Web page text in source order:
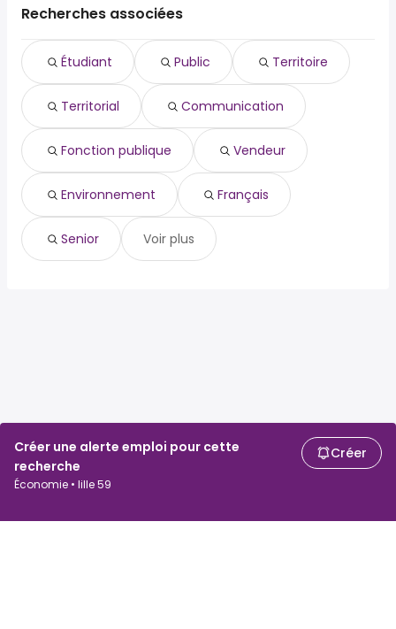
Créer une alerte emploi pour cette
recherche
Économie • lille 59
Créer
Wattrelos
Lambersart
Loos
La Madeleine
Wasquehal
Croix
étudiant
territorial
communication
fonction publique
vendeur
environnement
pour les seniors
Recherches associées
Étudiant Public Territoire
Territorial Communication
Fonction publique Vendeur
Environnement Français
Senior Voir plus